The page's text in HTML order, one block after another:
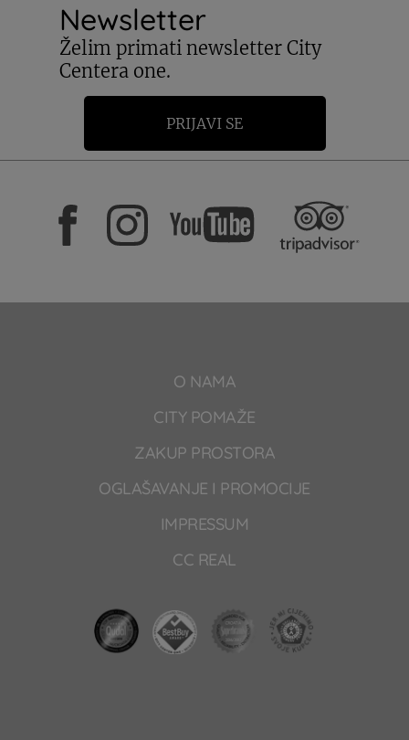
Newsletter
Želim primati newsletter City
Centera one.
PRIJAVI SE
O NAMA
CITY POMAŽE
ZAKUP PROSTORA
OGLAŠAVANJE I PROMOCIJE
IMPRESSUM
CC REAL